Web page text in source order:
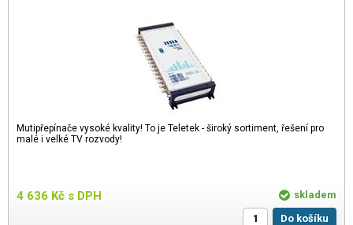
Mutipřepínače vysoké kvality! To je Teletek - široký sortiment, řešení pro
malé i velké TV rozvody!
4 636 Kč s DPH
skladem
Do košíku